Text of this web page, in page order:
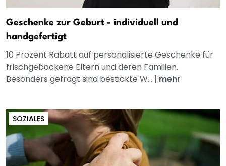
Geschenke zur Geburt - individuell und
handgefertigt
10 Prozent Rabatt auf personalisierte Geschenke für
frischgebackene Eltern und deren Familien.
Besonders gefragt sind bestickte W... | mehr
SOZIALES